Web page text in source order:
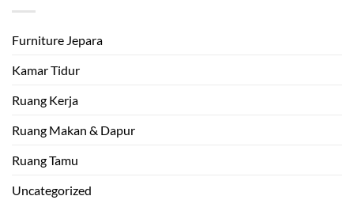
Furniture Jepara
Kamar Tidur
Ruang Kerja
Ruang Makan & Dapur
Ruang Tamu
Uncategorized